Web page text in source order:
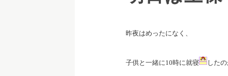
昨夜はめったになく、
子供と一緒に10時に就寝 した